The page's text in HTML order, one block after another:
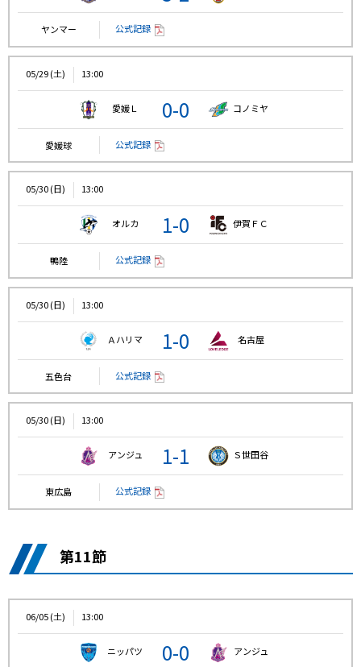
ヤンマー 公式記録
05/29 (土) 13:00
愛媛Ｌ 0-0 コノミヤ
愛媛球 公式記録
05/30 (日) 13:00
オルカ 1-0 伊賀ＦＣ
鴨陸 公式記録
05/30 (日) 13:00
Ａハリマ 1-0 名古屋
五色台 公式記録
05/30 (日) 13:00
アンジュ 1-1 Ｓ世田谷
東広島 公式記録
第11節
06/05 (土) 13:00
ニッパツ 0-0 アンジュ